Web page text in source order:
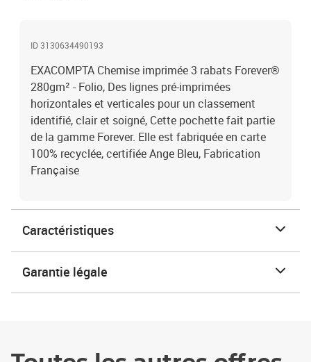
ID 3130634490193
EXACOMPTA Chemise imprimée 3 rabats Forever®
280gm² - Folio, Des lignes pré-imprimées
horizontales et verticales pour un classement
identifié, clair et soigné, Cette pochette fait partie
de la gamme Forever. Elle est fabriquée en carte
100% recyclée, certifiée Ange Bleu, Fabrication
Française
Caractéristiques
Garantie légale